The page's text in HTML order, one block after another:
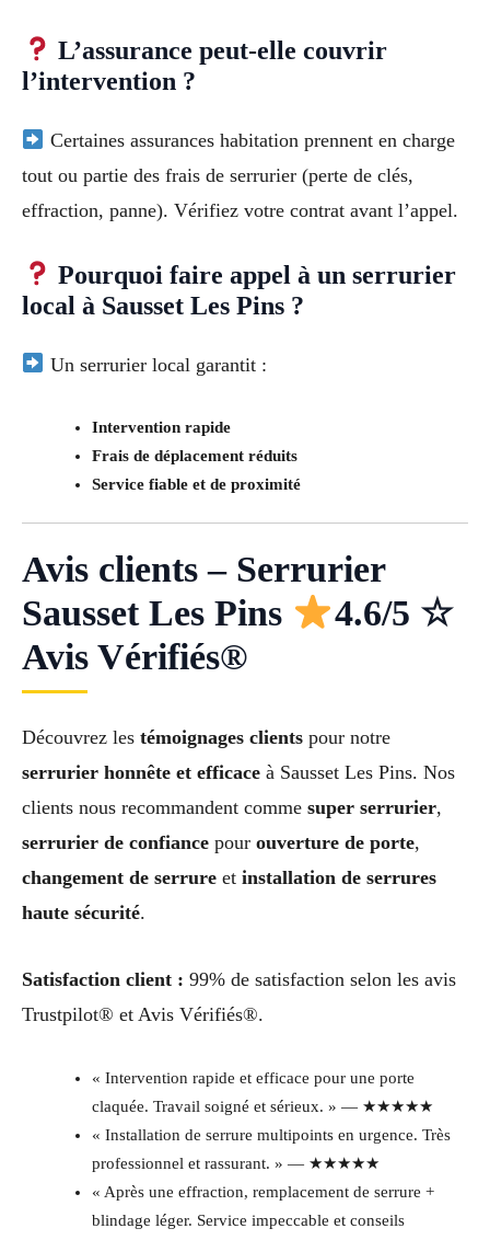
L’assurance peut-elle couvrir
l’intervention ?
Certaines assurances habitation prennent en charge
tout ou partie des frais de serrurier (perte de clés,
effraction, panne). Vérifiez votre contrat avant l’appel.
Pourquoi faire appel à un serrurier
local à Sausset Les Pins ?
Un serrurier local garantit :
Intervention rapide
Frais de déplacement réduits
Service fiable et de proximité
Avis clients – Serrurier
Sausset Les Pins
4.6/5 ☆
Avis Vérifiés®
Découvrez les témoignages clients pour notre
serrurier honnête et efficace à Sausset Les Pins. Nos
clients nous recommandent comme super serrurier,
serrurier de confiance pour ouverture de porte,
changement de serrure et installation de serrures
haute sécurité.
Satisfaction client : 99% de satisfaction selon les avis
Trustpilot® et Avis Vérifiés®.
« Intervention rapide et efficace pour une porte
claquée. Travail soigné et sérieux. » — ★★★★★
« Installation de serrure multipoints en urgence. Très
professionnel et rassurant. » — ★★★★★
« Après une effraction, remplacement de serrure +
blindage léger. Service impeccable et conseils